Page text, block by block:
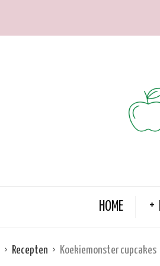
HOME
Recepten Koekiemonster cupcakes